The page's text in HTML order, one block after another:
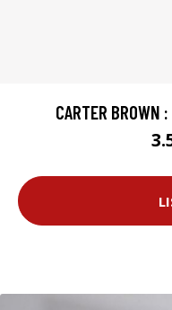
CARTER BROWN